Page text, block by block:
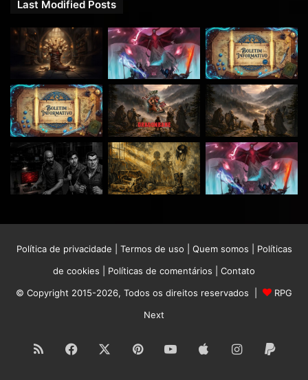
Last Modified Posts
Política de privacidade Termos de uso Quem somos
Políticas
de cookies
Políticas de comentários
Contato
© Copyright 2015-2026, Todos os direitos reservados |
RPG
Next
RSS Facebook PinterestYouTubeAppleInstagram